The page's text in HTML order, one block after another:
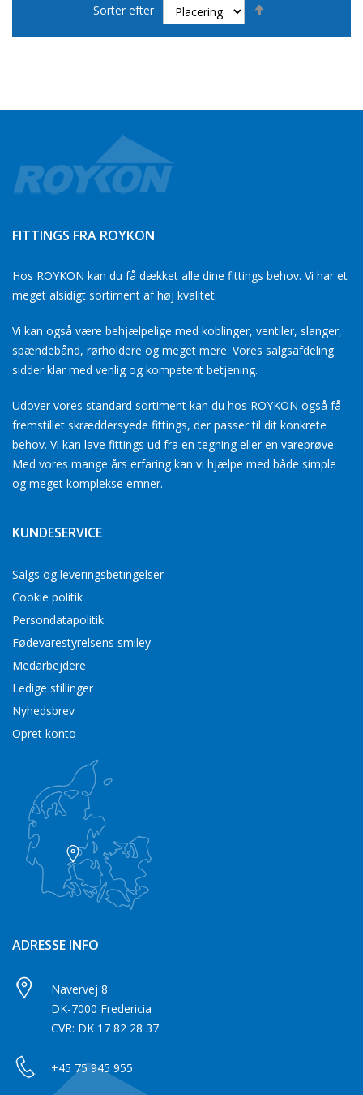
Sorter efter
FITTINGS FRA ROYKON
Hos ROYKON kan du få dækket alle dine fittings behov. Vi har et
meget alsidigt sortiment af høj kvalitet.
Vi kan også være behjælpelige med koblinger, ventiler, slanger,
spændebånd, rørholdere og meget mere. Vores salgsafdeling
sidder klar med venlig og kompetent betjening.
Udover vores standard sortiment kan du hos ROYKON også få
fremstillet skræddersyede fittings, der passer til dit konkrete
behov. Vi kan lave fittings ud fra en tegning eller en vareprøve.
Med vores mange års erfaring kan vi hjælpe med både simple
og meget komplekse emner.
KUNDESERVICE
Salgs og leveringsbetingelser
Cookie politik
Persondatapolitik
Fødevarestyrelsens smiley
Medarbejdere
Ledige stillinger
Nyhedsbrev
Opret konto
ADRESSE INFO
Navervej 8
DK-7000 Fredericia
CVR: DK 17 82 28 37
+45 75 945 955